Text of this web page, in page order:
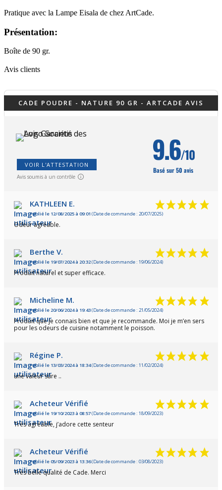
Pratique avec la Lampe Eisala de chez ArtCade.
Présentation:
Boîte de 90 gr.
Avis clients
CADE POUDRE - NATURE 90 GR - ARTCADE AVIS
VOIR L'ATTESTATION
Avis soumis à un contrôle
9.6/10
Basé sur 50 avis
KATHLEEN E.
Publié le 12/08/2025 à 09:01 (Date de commande : 20/07/2025)
Odeur agréable.
Berthe V.
Publié le 19/07/2024 à 20:32(Date de commande : 19/06/2024)
Produit naturel et super efficace.
Micheline M.
Publié le 20/06/2024 à 19:43(Date de commande : 21/05/2024)
Produit que je connais bien et que je recommande. Moi je m’en sers
pour les odeurs de cuisine notamment le poisson.
Régine P.
Publié le 13/03/2024 à 18:34(Date de commande : 11/02/2024)
une valeur sûre ..
Acheteur Vérifié
Publié le 19/10/2023 à 08:57(Date de commande : 18/09/2023)
Très agréable, j’adore cette senteur
Acheteur Vérifié
Publié le 05/09/2023 à 13:36(Date de commande : 03/08/2023)
Très belle qualité de Cade. Merci